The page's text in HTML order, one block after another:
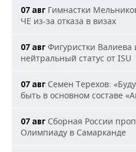
07 авг Гимнастки
ЧЕ из-за отказа в визах
07 авг Фигуристки Валиева
нейтральный статус от ISU
07 авг Семен Терехов:
быть в основном составе
07 авг Сборная России
Олимпиаду в Самарканде